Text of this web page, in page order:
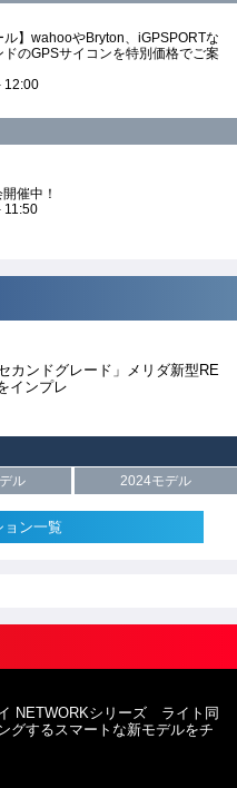
ル】wahooやBryton、iGPSPORTな
ドのGPSサイコンを特別価格でご案
12:00
催中！
11:50
カンドグレード」メリダ新型RE
インプレ
ル 2024モデル
ョン一覧
NETWORKシリーズ ライト同
グするスマートな新モデルをチ